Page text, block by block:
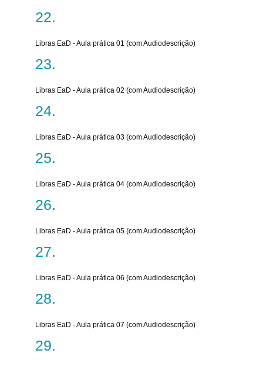
Libras EaD - Aula prática 01 (com Audiodescrição)
Libras EaD - Aula prática 02 (com Audiodescrição)
Libras EaD - Aula prática 03 (com Audiodescrição)
Libras EaD - Aula prática 04 (com Audiodescrição)
Libras EaD - Aula prática 05 (com Audiodescrição)
Libras EaD - Aula prática 06 (com Audiodescrição)
Libras EaD - Aula prática 07 (com Audiodescrição)